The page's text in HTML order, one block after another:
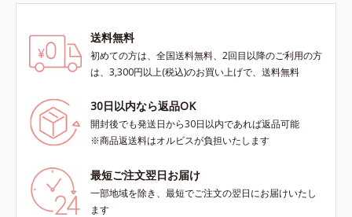
送料無料
初めての方は、全国送料無料、2回目以降のご利用の方
は、3,300円以上(税込)のお買い上げで、送料無料
30日以内なら返品OK
開封後でも発送日から30日以内であれば返品可能
※商品返送料はオルビスが負担いたします
最短ご注文翌日お届け
一部地域を除き、最短でご注文の翌日にお届けいたし
ます